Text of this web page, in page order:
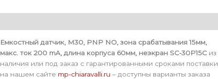
Емкостный датчик, M30, PNP NO, зона срабатывания 15мм,
макс. ток 200 mA, длина корпуса 60мм, неэкран SC-30P15C из
наличия или под заказ с гарантированными сроками поставки
на нашем сайте mp-chiaravalli.ru – доступны варианты заказа